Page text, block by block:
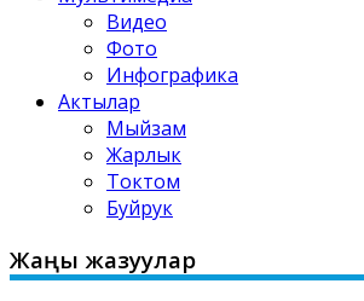
Видео
Фото
Инфографика
Актылар
Мыйзам
Жарлык
Токтом
Буйрук
Жаңы жазуулар